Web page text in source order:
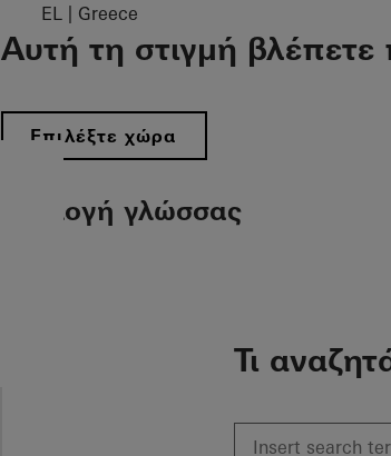
EL | Greece
Αυτή τη στιγμή βλέπετε
Επιλέξτε χώρα
Επιλογή γλώσσας
Τι